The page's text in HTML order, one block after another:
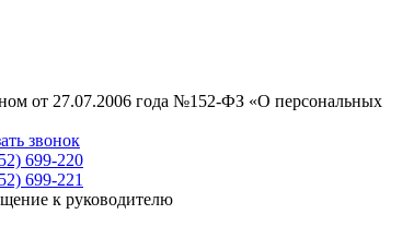
от 27.07.2006 года №152-ФЗ «О персональных
звонок
699-220
699-221
к руководителю